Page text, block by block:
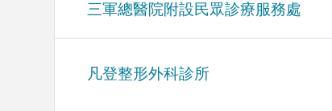
三軍總醫院附設民眾診療服務處
凡登整形外科診所